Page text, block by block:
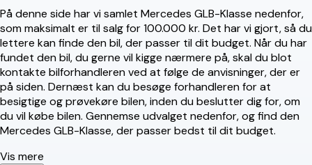
På denne side har vi samlet Mercedes GLB-Klasse nedenfor,
som maksimalt er til salg for 100.000 kr. Det har vi gjort, så du
lettere kan finde den bil, der passer til dit budget. Når du har
fundet den bil, du gerne vil kigge nærmere på, skal du blot
kontakte bilforhandleren ved at følge de anvisninger, der er
på siden. Dernæst kan du besøge forhandleren for at
besigtige og prøvekøre bilen, inden du beslutter dig for, om
du vil købe bilen. Gennemse udvalget nedenfor, og find den
Mercedes GLB-Klasse, der passer bedst til dit budget.
Vis mere